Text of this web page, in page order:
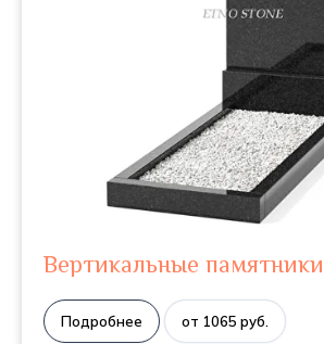
Вертикальные памятники
Подробнее от 1065 руб.